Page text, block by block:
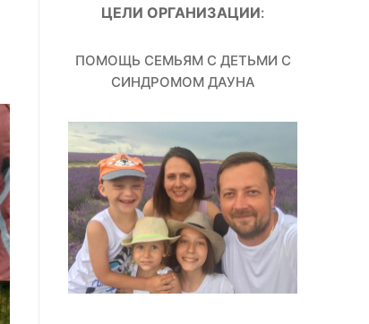
ЦЕЛИ ОРГАНИЗАЦИИ:
ПОМОЩЬ СЕМЬЯМ С ДЕТЬМИ С
СИНДРОМОМ ДАУНА